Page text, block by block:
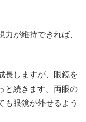
が維持できれば、
長しますが、眼鏡を
と続きます。両眼の
も眼鏡が外せるよう